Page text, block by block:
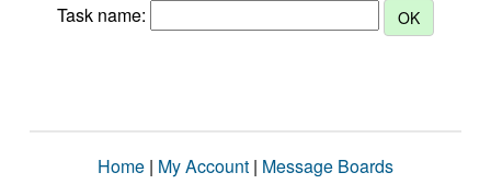
Task name:
Home | My Account | Message Boards